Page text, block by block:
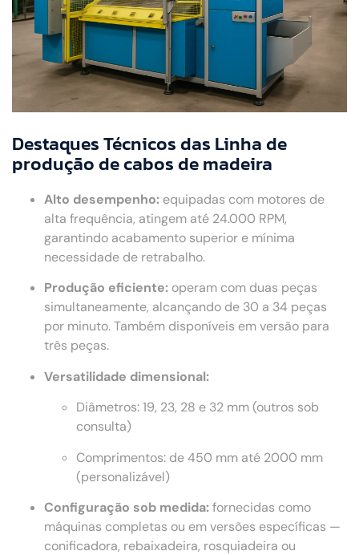
Destaques Técnicos das Linha de
produção de cabos de madeira
Alto desempenho: equipadas com motores de
alta frequência, atingem até 24.000 RPM,
garantindo acabamento superior e mínima
necessidade de retrabalho.
Produção eficiente: operam com duas peças
simultaneamente, alcançando de 30 a 34 peças
por minuto. Também disponíveis em versão para
três peças.
Versatilidade dimensional:
Diâmetros: 19, 23, 28 e 32 mm (outros sob
consulta)
Comprimentos: de 450 mm até 2000 mm
(personalizável)
Configuração sob medida:fornecidas como
máquinas completas ou em versões específicas —
conificadora, rebaixadeira, rosquiadeira ou